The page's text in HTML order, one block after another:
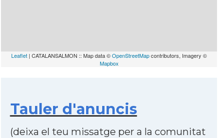
Leaflet | CATALANSALMON :: Map data ©OpenStreetMapcontributors, Imagery ©
Mapbox
Tauler d'anuncis
(deixa el teu missatge per a la comunitat